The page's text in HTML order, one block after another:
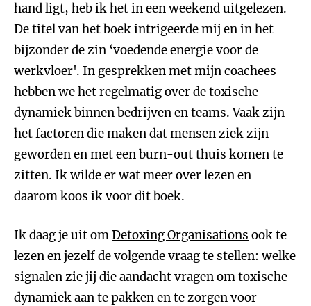
hand ligt, heb ik het in een weekend uitgelezen.
De titel van het boek intrigeerde mij en in het
bijzonder de zin ‘voedende energie voor de
werkvloer'. In gesprekken met mijn coachees
hebben we het regelmatig over de toxische
dynamiek binnen bedrijven en teams. Vaak zijn
het factoren die maken dat mensen ziek zijn
geworden en met een burn-out thuis komen te
zitten. Ik wilde er wat meer over lezen en
daarom koos ik voor dit boek.
Ik daag je uit omDetoxing Organisations ook te
lezen en jezelf de volgende vraag te stellen: welke
signalen zie jij die aandacht vragen om toxische
dynamiek aan te pakken en te zorgen voor